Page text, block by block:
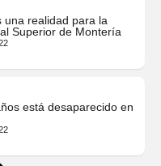
una realidad para la
Superior de Montería
está desaparecido en